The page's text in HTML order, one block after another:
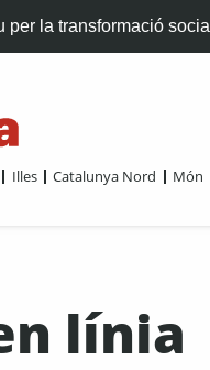
per la transformació social
Illes Catalunya Nord Món
línia